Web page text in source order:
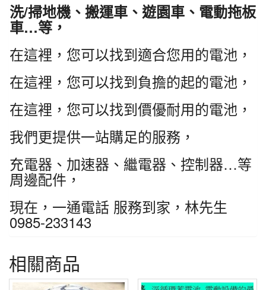
洗/掃地機、搬運車、遊園車、電動拖板
車…等，
在這裡，您可以找到適合您用的電池，
在這裡，您可以找到負擔的起的電池，
在這裡，您可以找到價優耐用的電池，
我們更提供一站購足的服務，
充電器、加速器、繼電器、控制器…等
周邊配件，
現在，一通電話 服務到家，林先生
0985-233143
相關商品